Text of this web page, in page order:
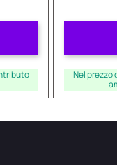
Nel prezzo